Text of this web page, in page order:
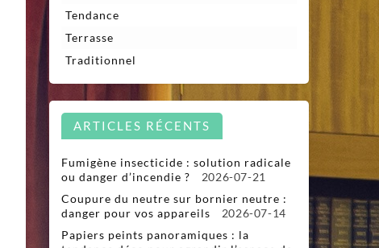
Tendance
Terrasse
Traditionnel
ARTICLES RÉCENTS
Fumigène insecticide : solution radicale
ou danger d’incendie ?
2026-07-21
Coupure du neutre sur bornier neutre :
danger pour vos appareils
2026-07-14
Papiers peints panoramiques : la